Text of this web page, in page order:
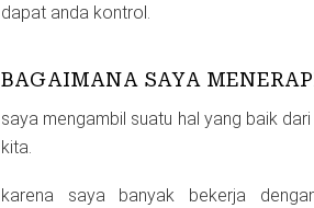
dapat anda kontrol.
BAGAIMANA SAYA
saya mengambil suatu hal yang baik
kita.
karena saya banyak bekerja